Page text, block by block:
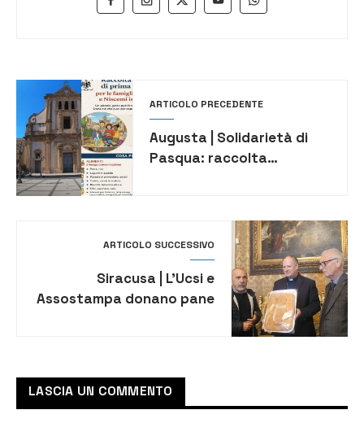
ARTICOLO PRECEDENTE
Augusta | Solidarietà di
Pasqua: raccolta
ARTICOLO SUCCESSIVO
Siracusa | L’Ucsi e
Assostampa donano pane
LASCIA UN COMMENTO